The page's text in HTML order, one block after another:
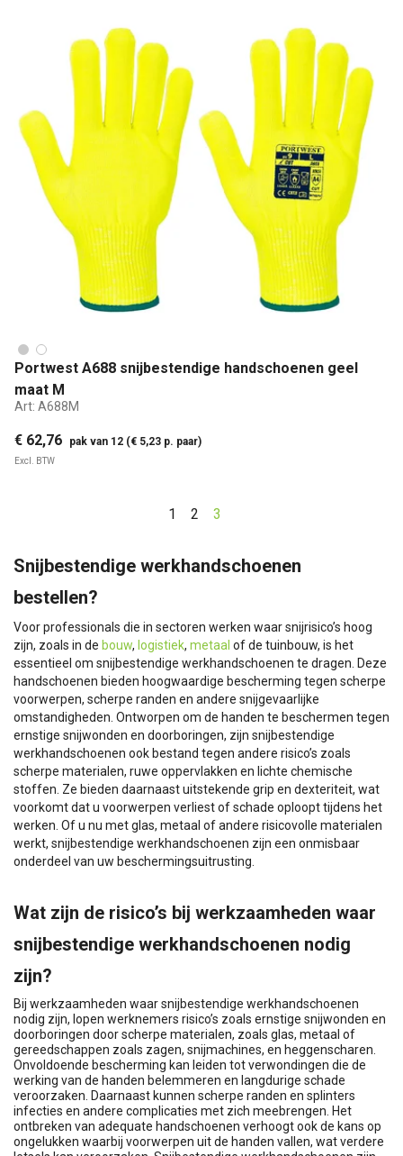
Portwest A688 snijbestendige handschoenen geel
maat M
Art: A688M
€ 62,76 pak van 12 (€ 5,23 p. paar)
Excl. BTW
1 2 3
Snijbestendige werkhandschoenen
bestellen?
Voor professionals die in sectoren werken waar snijrisico’s hoog
zijn, zoals in de bouw, logistiek, metaal of de tuinbouw, is het
essentieel om snijbestendige werkhandschoenen te dragen. Deze
handschoenen bieden hoogwaardige bescherming tegen scherpe
voorwerpen, scherpe randen en andere snijgevaarlijke
omstandigheden. Ontworpen om de handen te beschermen tegen
ernstige snijwonden en doorboringen, zijn snijbestendige
werkhandschoenen ook bestand tegen andere risico’s zoals
scherpe materialen, ruwe oppervlakken en lichte chemische
stoffen. Ze bieden daarnaast uitstekende grip en dexteriteit, wat
voorkomt dat u voorwerpen verliest of schade oploopt tijdens het
werken. Of u nu met glas, metaal of andere risicovolle materialen
werkt, snijbestendige werkhandschoenen zijn een onmisbaar
onderdeel van uw beschermingsuitrusting.
Wat zijn de risico’s bij werkzaamheden waar
snijbestendige werkhandschoenen nodig
zijn?
Bij werkzaamheden waar snijbestendige werkhandschoenen
nodig zijn, lopen werknemers risico’s zoals ernstige snijwonden en
doorboringen door scherpe materialen, zoals glas, metaal of
gereedschappen zoals zagen, snijmachines, en heggenscharen.
Onvoldoende bescherming kan leiden tot verwondingen die de
werking van de handen belemmeren en langdurige schade
veroorzaken. Daarnaast kunnen scherpe randen en splinters
infecties en andere complicaties met zich meebrengen. Het
ontbreken van adequate handschoenen verhoogt ook de kans op
ongelukken waarbij voorwerpen uit de handen vallen, wat verdere